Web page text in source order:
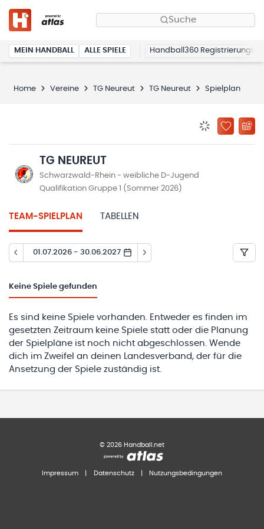
Suche
MEIN HANDBALL ALLE SPIELE Handball360 Registrierung
Home Vereine TG Neureut TG Neureut Spielplan
ZU
TG NEUREUT
Schwarzwald-Rhein - weibliche D-Jugend
Qualifikation Gruppe 1 (Sommer 2026)
TEAM-SPIELPLAN TABELLEN
01.07.2026 - 30.06.2027
Keine Spiele gefunden
Es sind keine Spiele vorhanden. Entweder es finden im
gesetzten Zeitraum keine Spiele statt oder die Planung
der Spielpläne ist noch nicht abgeschlossen. Wende
dich im Zweifel an deinen Landesverband, der für die
Ansetzung der Spiele zuständig ist.
© 2026 Handball.net
Impressum Datenschutz Nutzungsbedingungen